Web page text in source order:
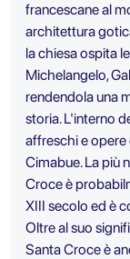
francescane al
architettura
la chiesa ospita
Michelangelo,
rendendola una
storia. L'interno
affreschi e opere
Cimabue. La più
Croce è
XIII secolo ed è
Oltre al suo
Santa Croce è